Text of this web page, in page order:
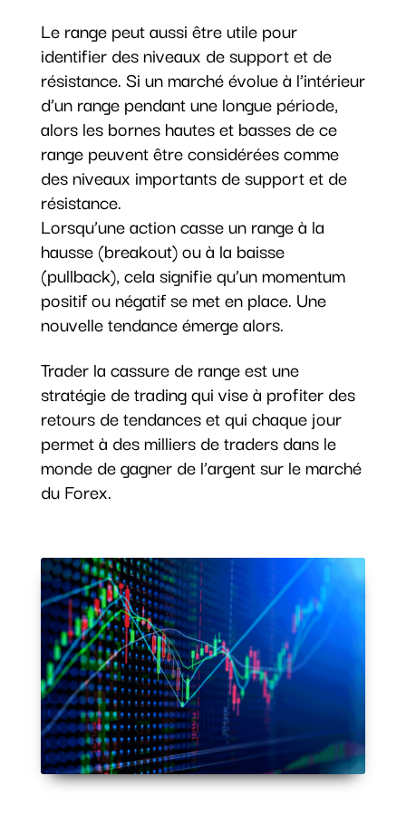
Le range peut aussi être utile pour
identifier des niveaux de support et de
résistance. Si un marché évolue à l’intérieur
d’un range pendant une longue période,
alors les bornes hautes et basses de ce
range peuvent être considérées comme
des niveaux importants de support et de
résistance.
Lorsqu’une action casse un range à la
hausse (breakout) ou à la baisse
(pullback), cela signifie qu’un momentum
positif ou négatif se met en place. Une
nouvelle tendance émerge alors.
Trader la cassure de range est une
stratégie de trading qui vise à profiter des
retours de tendances et qui chaque jour
permet à des milliers de traders dans le
monde de gagner de l’argent sur le marché
du Forex.